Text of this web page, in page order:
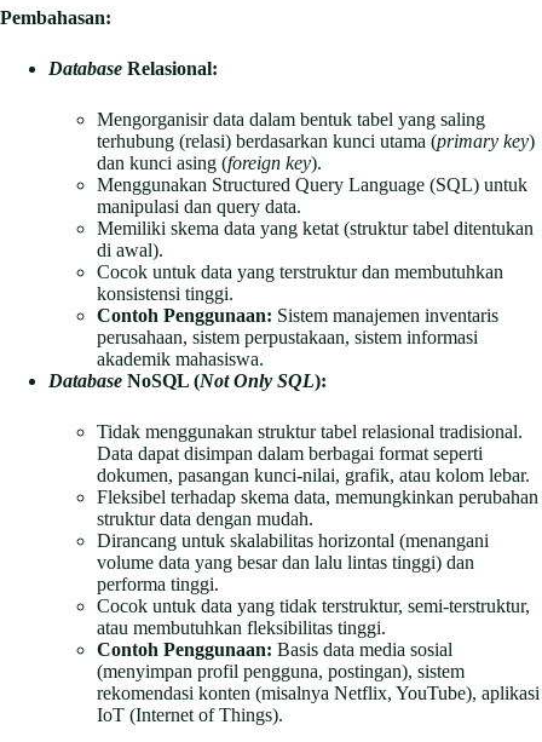
Pembahasan:
Database Relasional:
Mengorganisir data dalam bentuk tabel yang saling
terhubung (relasi) berdasarkan kunci utama (primary key)
dan kunci asing (foreign key).
Menggunakan Structured Query Language (SQL) untuk
manipulasi dan query data.
Memiliki skema data yang ketat (struktur tabel ditentukan
di awal).
Cocok untuk data yang terstruktur dan membutuhkan
konsistensi tinggi.
Contoh Penggunaan: Sistem manajemen inventaris
perusahaan, sistem perpustakaan, sistem informasi
akademik mahasiswa.
Database NoSQL (Not Only SQL):
Tidak menggunakan struktur tabel relasional tradisional.
Data dapat disimpan dalam berbagai format seperti
dokumen, pasangan kunci-nilai, grafik, atau kolom lebar.
Fleksibel terhadap skema data, memungkinkan perubahan
struktur data dengan mudah.
Dirancang untuk skalabilitas horizontal (menangani
volume data yang besar dan lalu lintas tinggi) dan
performa tinggi.
Cocok untuk data yang tidak terstruktur, semi-terstruktur,
atau membutuhkan fleksibilitas tinggi.
Contoh Penggunaan: Basis data media sosial
(menyimpan profil pengguna, postingan), sistem
rekomendasi konten (misalnya Netflix, YouTube), aplikasi
IoT (Internet of Things).